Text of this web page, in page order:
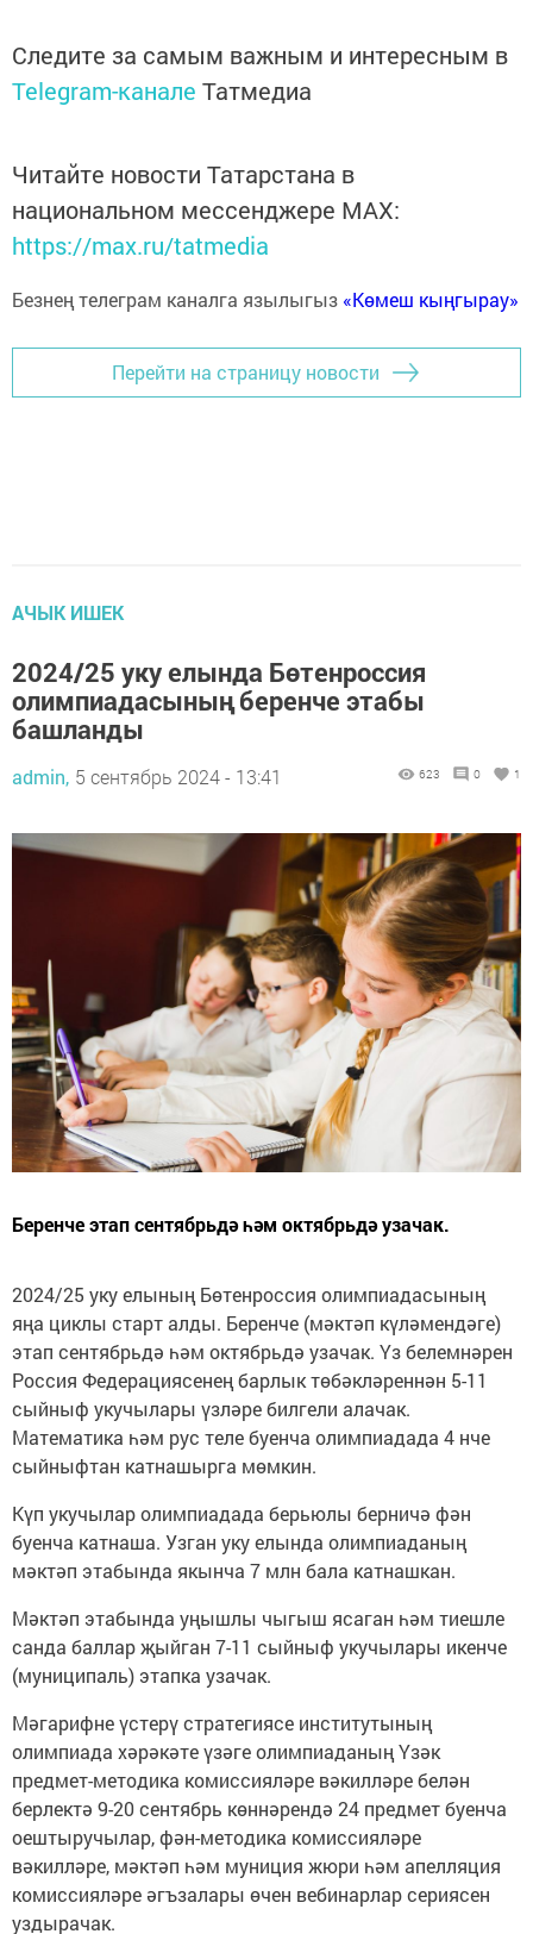
Следите за самым важным и интересным в
Telegram-канале Татмедиа
Читайте новости Татарстана в
национальном мессенджере MАХ:
https://max.ru/tatmedia
Безнең телеграм каналга язылыгыз «Көмеш кыңгырау»
Перейти на страницу новости
АЧЫК ИШЕК
2024/25 уку елында Бөтенроссия
олимпиадасының беренче этабы
башланды
admin, 5 сентябрь 2024 - 13:41 623 0 1
Беренче этап сентябрьдә һәм октябрьдә узачак.
2024/25 уку елының Бөтенроссия олимпиадасының
яңа циклы старт алды. Беренче (мәктәп күләмендәге)
этап сентябрьдә һәм октябрьдә узачак. Үз белемнәрен
Россия Федерациясенең барлык төбәкләреннән 5-11
сыйныф укучылары үзләре билгели алачак.
Математика һәм рус теле буенча олимпиадада 4 нче
сыйныфтан катнашырга мөмкин.
Күп укучылар олимпиадада берьюлы берничә фән
буенча катнаша. Узган уку елында олимпиаданың
мәктәп этабында якынча 7 млн бала катнашкан.
Мәктәп этабында уңышлы чыгыш ясаган һәм тиешле
санда баллар җыйган 7-11 сыйныф укучылары икенче
(муниципаль) этапка узачак.
Мәгарифне үстерү стратегиясе институтының
олимпиада хәрәкәте үзәге олимпиаданың Үзәк
предмет-методика комиссияләре вәкилләре белән
берлектә 9-20 сентябрь көннәрендә 24 предмет буенча
оештыручылар, фән-методика комиссияләре
вәкилләре, мәктәп һәм муниция жюри һәм апелляция
комиссияләре әгъзалары өчен вебинарлар сериясен
уздырачак.